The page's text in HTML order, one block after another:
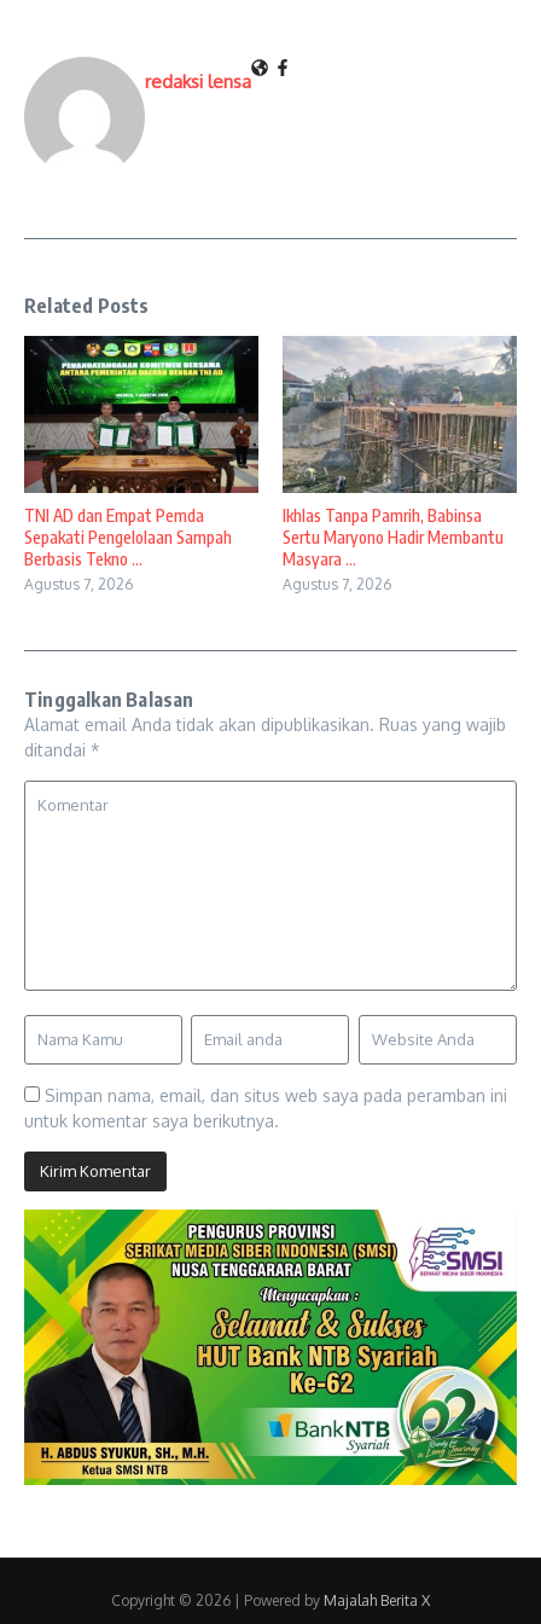
redaksi lensa
Related Posts
TNI AD dan Empat Pemda
Sepakati Pengelolaan Sampah
Berbasis Tekno ...
Agustus 7, 2026
Ikhlas Tanpa Pamrih, Babinsa
Sertu Maryono Hadir Membantu
Masyara ...
Agustus 7, 2026
Tinggalkan Balasan
Alamat email Anda tidak akan dipublikasikan. Ruas yang wajib
ditandai *
Simpan nama, email, dan situs web saya pada peramban ini
untuk komentar saya berikutnya.
Copyright © 2026 | Powered by Majalah Berita X